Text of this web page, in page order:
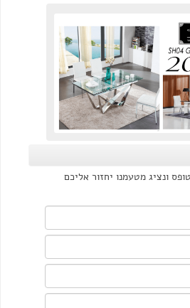
ונציג מטעמנו יחזור אליכם